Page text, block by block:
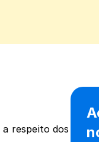
a respeito dos